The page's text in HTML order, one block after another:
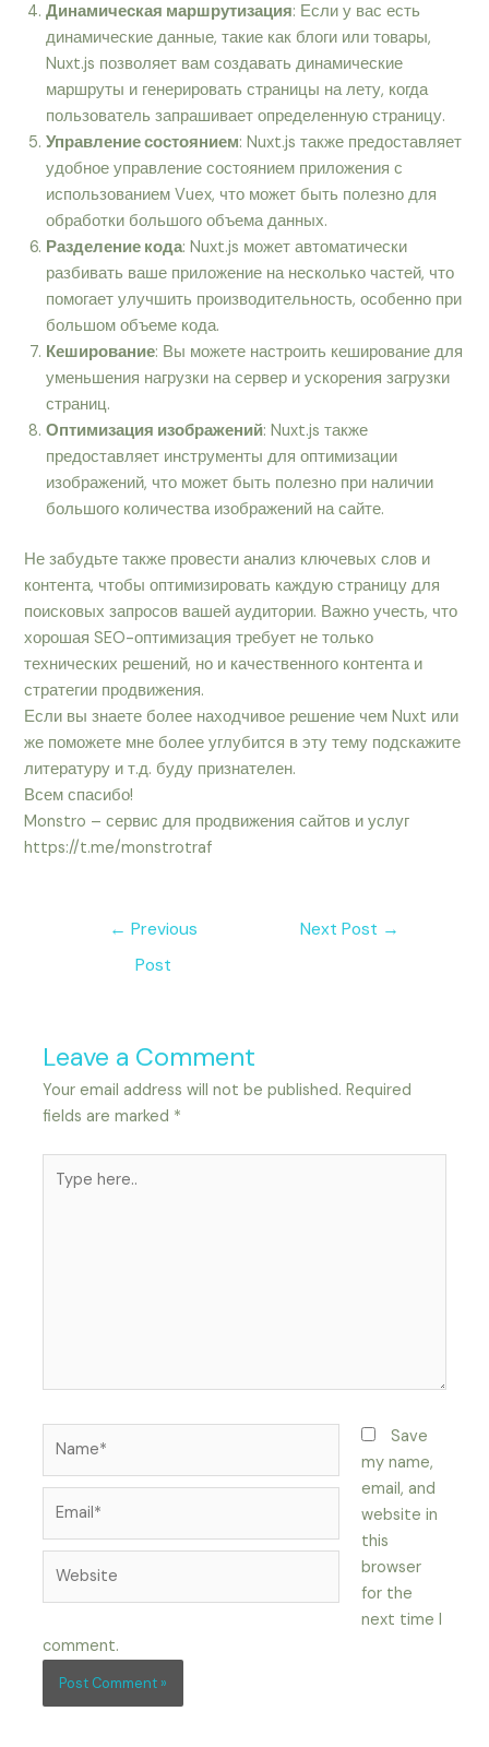
Динамическая маршрутизация: Если у вас есть
динамические данные, такие как блоги или товары,
Nuxt.js позволяет вам создавать динамические
маршруты и генерировать страницы на лету, когда
пользователь запрашивает определенную страницу.
Управление состоянием: Nuxt.js также предоставляет
удобное управление состоянием приложения с
использованием Vuex, что может быть полезно для
обработки большого объема данных.
Разделение кода: Nuxt.js может автоматически
разбивать ваше приложение на несколько частей, что
помогает улучшить производительность, особенно при
большом объеме кода.
Кеширование: Вы можете настроить кеширование для
уменьшения нагрузки на сервер и ускорения загрузки
страниц.
Оптимизация изображений: Nuxt.js также
предоставляет инструменты для оптимизации
изображений, что может быть полезно при наличии
большого количества изображений на сайте.
Не забудьте также провести анализ ключевых слов и
контента, чтобы оптимизировать каждую страницу для
поисковых запросов вашей аудитории. Важно учесть, что
хорошая SEO-оптимизация требует не только
технических решений, но и качественного контента и
стратегии продвижения.
Если вы знаете более находчивое решение чем Nuxt или
же поможете мне более углубится в эту тему подскажите
литературу и т.д. буду признателен.
Всем спасибо!
Monstro – сервис для продвижения сайтов и услуг
https://t.me/monstrotraf
← Previous
Post
Next Post →
Leave a Comment
Your email address will not be published. Required
fields are marked *
here..
Save
my name,
email, and
website in
this
browser
for the
next time I
comment.